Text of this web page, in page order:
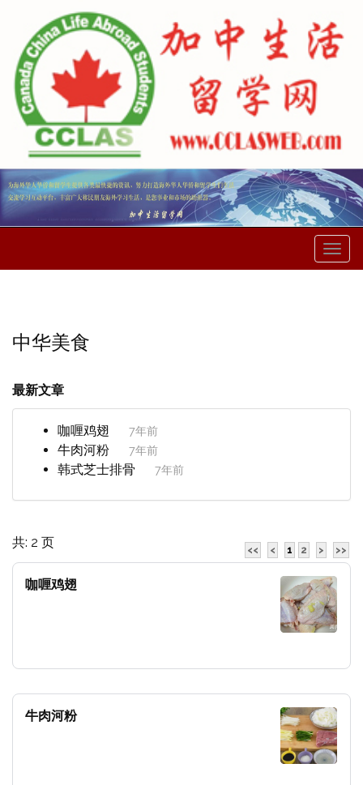
菜
单
中华美食
最新文章
咖喱鸡翅 7年前
牛肉河粉 7年前
韩式芝士排骨 7年前
共: 2 页 << < 1 2 > >>
咖喱鸡翅
牛肉河粉